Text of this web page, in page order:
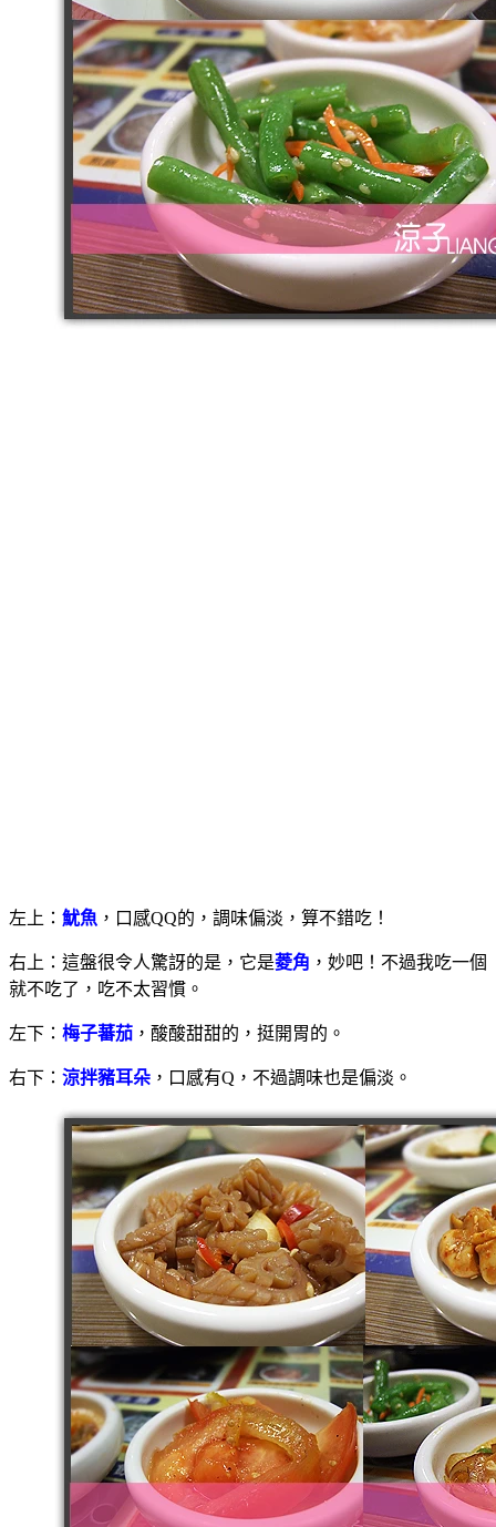
左上： 魷魚 ，口感QQ的，調味偏淡，算不錯吃！
右上：這盤很令人驚訝的是，它是菱角 ，妙吧！不過我吃一個
就不吃了，吃不太習慣。
左下： 梅子蕃茄 ，酸酸甜甜的，挺開胃的。
右下： 涼拌豬耳朵 ，口感有Q，不過調味也是偏淡。